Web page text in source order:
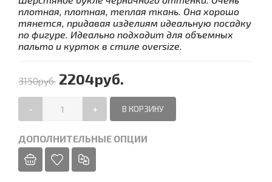
плотная, плотная, теплая ткань. Она хорошо
тянется, придавая изделиям идеальную посадку
по фигуре. Идеально подходит для объемных
пальто и курток в стиле oversize.
3150руб. 2204руб.
- +
ДОПОЛНИТЕЛЬНЫЕ ОПЦИИ